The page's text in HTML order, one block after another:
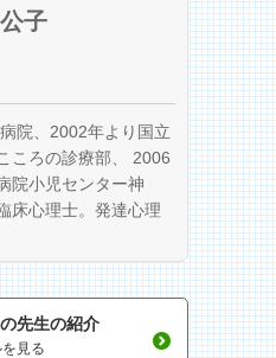
子
院、2002年より国立
ろの診療部、 2006
院小児センター神
床心理士。発達心理
先生の紹介
見る